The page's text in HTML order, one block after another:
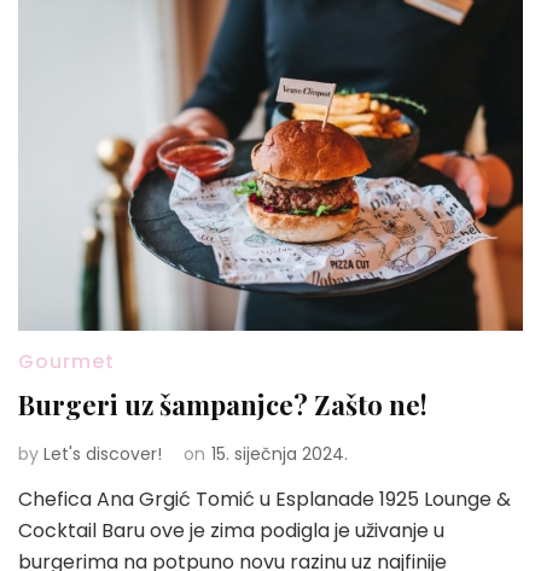
Gourmet
Burgeri uz šampanjce? Zašto ne!
by Let's discover! on 15. siječnja 2024.
Chefica Ana Grgić Tomić u Esplanade 1925 Lounge &
Cocktail Baru ove je zima podigla je uživanje u
burgerima na potpuno novu razinu uz najfinije